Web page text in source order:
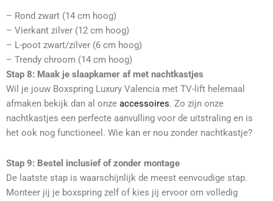
– Rond zwart (14 cm hoog)
– Vierkant zilver (12 cm hoog)
– L-poot zwart/zilver (6 cm hoog)
– Trendy chroom (14 cm hoog)
Stap 8: Maak je slaapkamer af met nachtkastjes
Wil je jouw Boxspring Luxury Valencia met TV-lift helemaal
afmaken bekijk dan al onze accessoires. Zo zijn onze
nachtkastjes een perfecte aanvulling voor de uitstraling en is
het ook nog functioneel. Wie kan er nou zonder nachtkastje?
Stap 9: Bestel inclusief of zonder montage
De laatste stap is waarschijnlijk de meest eenvoudige stap.
Monteer jij je boxspring zelf of kies jij ervoor om volledig